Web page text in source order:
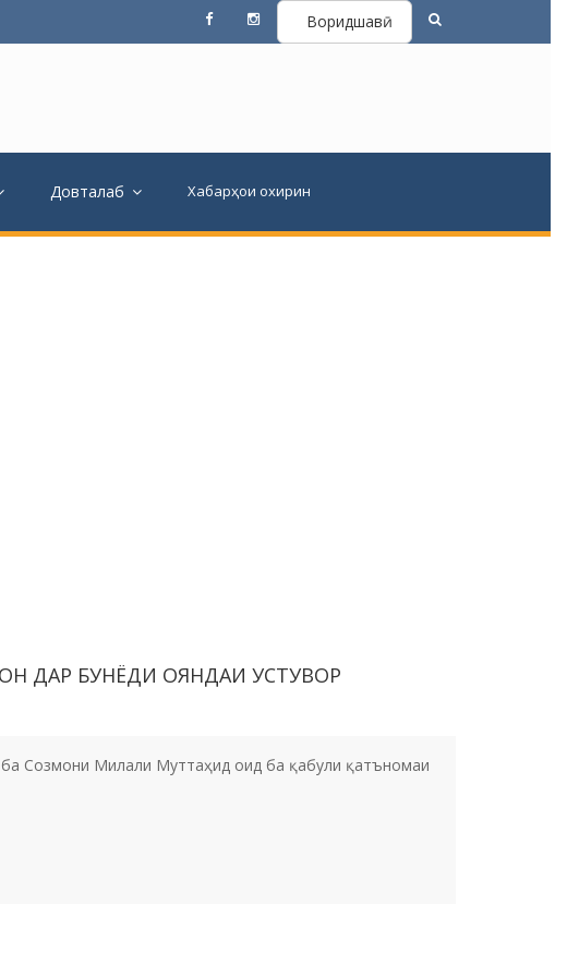
Воридшавӣ
Довталаб Хабарҳои охирин
ДАР БУНЁДИ ОЯНДАИ УСТУВОР
Созмони Милали Муттаҳид оид ба қабули қатъномаи